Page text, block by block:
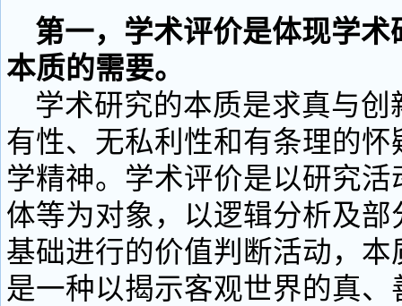
第一，学术评价是体现学术
本质的需要。
学术研究的本质是求真与创
有性、无私利性和有条理的
学精神。学术评价是以研究
体等为对象，以逻辑分析及
基础进行的价值判断活动，
是一种以揭示客观世界的真